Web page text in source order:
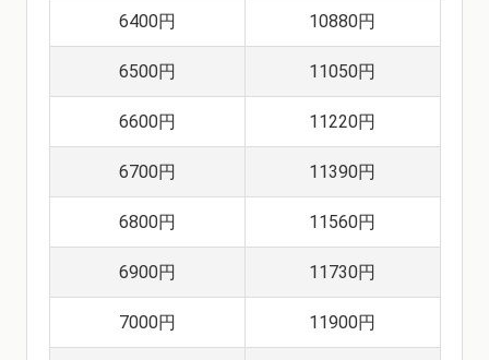
6400円 10880円
6500円 11050円
6600円 11220円
6700円 11390円
6800円 11560円
6900円 11730円
7000円 11900円